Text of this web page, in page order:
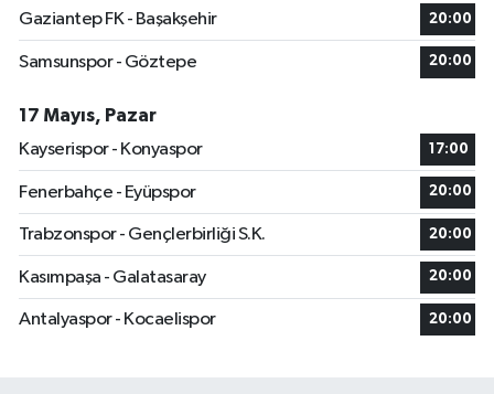
Gaziantep FK - Başakşehir 20:00
Samsunspor - Göztepe 20:00
17 Mayıs, Pazar
Kayserispor - Konyaspor
17:00
Fenerbahçe - Eyüpspor 20:00
Trabzonspor - Gençlerbirliği S.K. 20:00
Kasımpaşa - Galatasaray 20:00
Antalyaspor - Kocaelispor 20:00